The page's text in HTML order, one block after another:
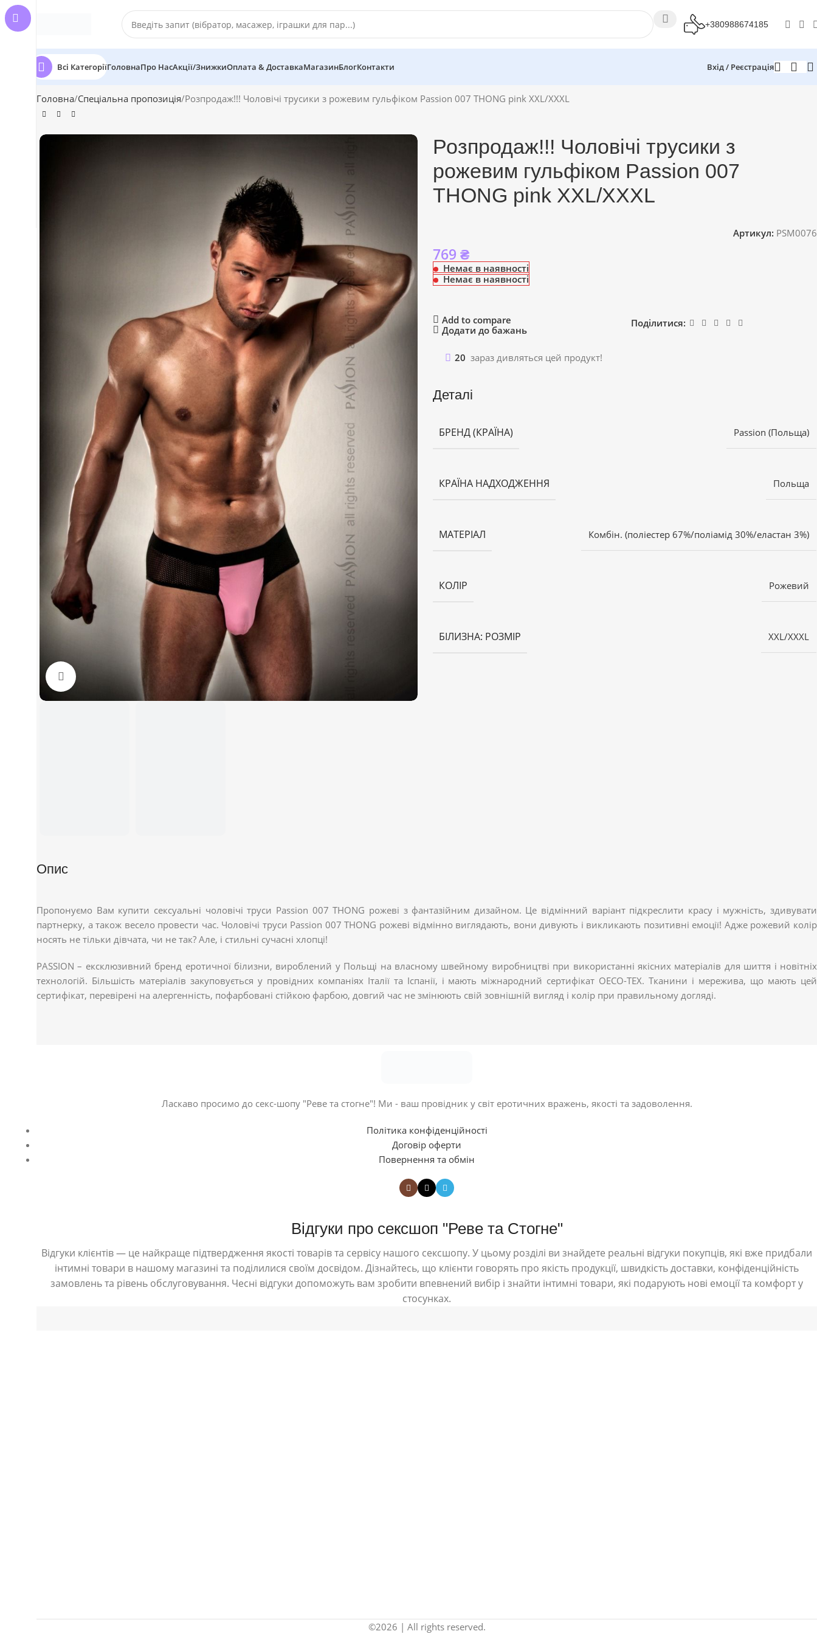
+380988674185
Всі КатегоріїГоловнаПро НасАкції/ЗнижкиОплата & ДоставкаМагазинБлогКонтакти Вхід / Реєстрація
Головна Спеціальна пропозиція Розпродаж!!! Чоловічі трусики з рожевим гульфіком Passion 007 THONG pink XXL/XXXL
Розпродаж!!! Чоловічі трусики з
рожевим гульфіком Passion 007
THONG pink XXL/XXXL
Артикул: PSM0076
769 ₴
Немає в наявності
Немає в наявності
Add to compare
Додати до бажань
Поділитися:
20 зараз дивляться цей продукт!
Деталі
БРЕНД (КРАЇНА) Passion (Польща)
КРАЇНА НАДХОДЖЕННЯ Польща
МАТЕРІАЛ Комбін. (поліестер 67%/поліамід 30%/еластан 3%)
КОЛІР Рожевий
БІЛИЗНА: РОЗМІР XXL/XXXL
Опис
Пропонуємо Вам купити сексуальні чоловічі труси Passion 007 THONG рожеві з фантазійним дизайном. Це відмінний варіант підкреслити красу і мужність, здивувати
партнерку, а також весело провести час. Чоловічі труси Passion 007 THONG рожеві відмінно виглядають, вони дивують і викликають позитивні емоції! Адже рожевий колір
носять не тільки дівчата, чи не так? Але, і стильні сучасні хлопці!
PASSION – ексклюзивний бренд еротичної білизни, вироблений у Польщі на власному швейному виробництві при використанні якісних матеріалів для шиття і новітніх
технологій. Більшість матеріалів закуповується у провідних компаніях Італії та Іспанії, і мають міжнародний сертифікат OECO-TEX. Тканини і мережива, що мають цей
сертифікат, перевірені на алергенність, пофарбовані стійкою фарбою, довгий час не змінюють свій зовнішній вигляд і колір при правильному догляді.
Ласкаво просимо до секс-шопу "Реве та стогне"! Ми - ваш провідник у світ еротичних вражень, якості та задоволення.
Політика конфіденційності
Договір оферти
Повернення та обмін
Відгуки про сексшоп "Реве та Стогне"
Відгуки клієнтів — це найкраще підтвердження якості товарів та сервісу нашого сексшопу. У цьому розділі ви знайдете реальні відгуки покупців, які вже придбали
інтимні товари в нашому магазині та поділилися своїм досвідом. Дізнайтесь, що клієнти говорять про якість продукції, швидкість доставки, конфіденційність
замовлень та рівень обслуговування. Чесні відгуки допоможуть вам зробити впевнений вибір і знайти інтимні товари, які подарують нові емоції та комфорт у
стосунках.
©2026 | All rights reserved.